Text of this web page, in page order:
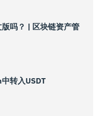
吗？ | 区块链资产管
转入USDT